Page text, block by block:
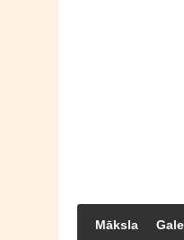
Māksla